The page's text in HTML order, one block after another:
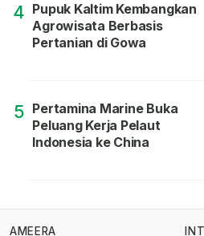
4 Pupuk Kaltim Kembangkan
Agrowisata Berbasis
Pertanian di Gowa
5 Pertamina Marine Buka
Peluang Kerja Pelaut
Indonesia ke China
AMEERA